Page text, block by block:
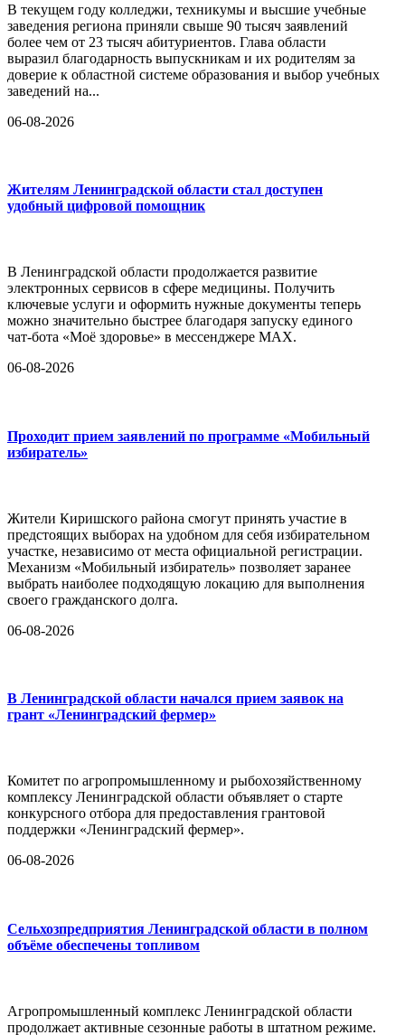
В текущем году колледжи, техникумы и высшие учебные
заведения региона приняли свыше 90 тысяч заявлений
более чем от 23 тысяч абитуриентов. Глава области
выразил благодарность выпускникам и их родителям за
доверие к областной системе образования и выбор учебных
заведений на...
06-08-2026
Жителям Ленинградской области стал доступен
удобный цифровой помощник
В Ленинградской области продолжается развитие
электронных сервисов в сфере медицины. Получить
ключевые услуги и оформить нужные документы теперь
можно значительно быстрее благодаря запуску единого
чат-бота «Моё здоровье» в мессенджере MAX.
06-08-2026
Проходит прием заявлений по программе «Мобильный
избиратель»
Жители Киришского района смогут принять участие в
предстоящих выборах на удобном для себя избирательном
участке, независимо от места официальной регистрации.
Механизм «Мобильный избиратель» позволяет заранее
выбрать наиболее подходящую локацию для выполнения
своего гражданского долга.
06-08-2026
В Ленинградской области начался прием заявок на
грант «Ленинградский фермер»
Комитет по агропромышленному и рыбохозяйственному
комплексу Ленинградской области объявляет о старте
конкурсного отбора для предоставления грантовой
поддержки «Ленинградский фермер».
06-08-2026
Сельхозпредприятия Ленинградской области в полном
объёме обеспечены топливом
Агропромышленный комплекс Ленинградской области
продолжает активные сезонные работы в штатном режиме.